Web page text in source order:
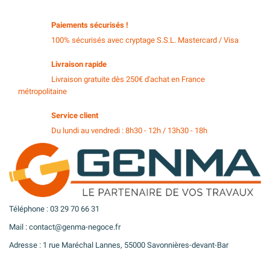
Paiements sécurisés !
100% sécurisés avec cryptage S.S.L. Mastercard / Visa
Livraison rapide
Livraison gratuite dès 250€ d'achat en France
métropolitaine
Service client
Du lundi au vendredi : 8h30 - 12h / 13h30 - 18h
Téléphone : 03 29 70 66 31
Mail : contact@genma-negoce.fr
Adresse : 1 rue Maréchal Lannes, 55000 Savonnières-devant-Bar